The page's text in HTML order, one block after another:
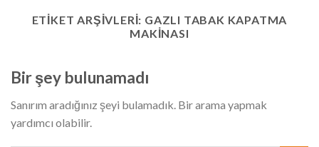
ETIKET ARŞIVLERI: GAZLI TABAK KAPATMA
MAKİNASI
Bir şey bulunamadı
Sanırım aradığınız şeyi bulamadık. Bir arama yapmak
yardımcı olabilir.